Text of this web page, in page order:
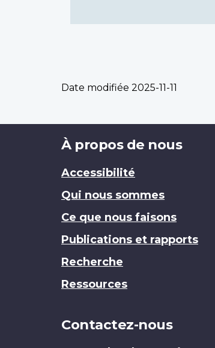
Date modifiée 2025-11-11
Brand
À propos de nous
Accessibilité
Qui nous sommes
Ce que nous faisons
Publications et rapports
Recherche
Ressources
Contactez-nous